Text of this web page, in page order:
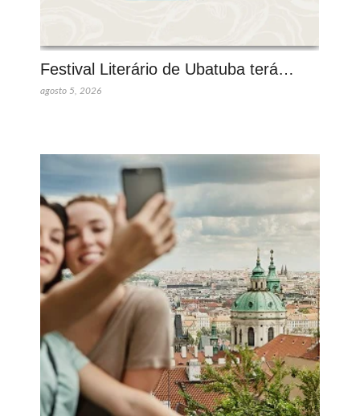
Festival Literário de Ubatuba terá…
agosto 5, 2026